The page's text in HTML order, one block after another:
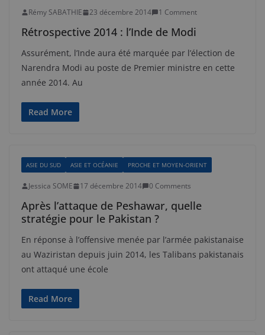
Rémy SABATHIE 23 décembre 2014 1 Comment
Rétrospective 2014 : l’Inde de Modi
Assurément, l’Inde aura été marquée par l’élection de
Narendra Modi au poste de Premier ministre en cette
année 2014. Au
Read More
ASIE DU SUD ASIE ET OCÉANIE PROCHE ET MOYEN-ORIENT
Jessica SOME 17 décembre 2014 0 Comments
Après l’attaque de Peshawar, quelle
stratégie pour le Pakistan ?
En réponse à l’offensive menée par l’armée pakistanaise
au Waziristan depuis juin 2014, les Talibans pakistanais
ont attaqué une école
Read More